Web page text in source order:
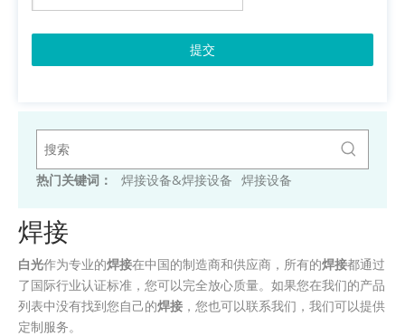
提交
热门关键词： 焊接设备&焊接设备 焊接设备
焊接
白光作为专业的焊接在中国的制造商和供应商，所有的焊接都通过
了国际行业认证标准，您可以完全放心质量。如果您在我们的产品
列表中没有找到您自己的焊接 ，您也可以联系我们，我们可以提供
定制服务。